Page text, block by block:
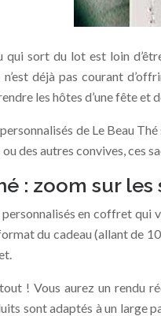
qui sort du lot est loin
n’est déjà pas courant
les hôtes d’une fête et
de Le Beau
des autres convives, ces
: zoom sur
personnalisés en coffret qui
du cadeau (allant de
! Vous aurez un rendu
sont adaptés à un large